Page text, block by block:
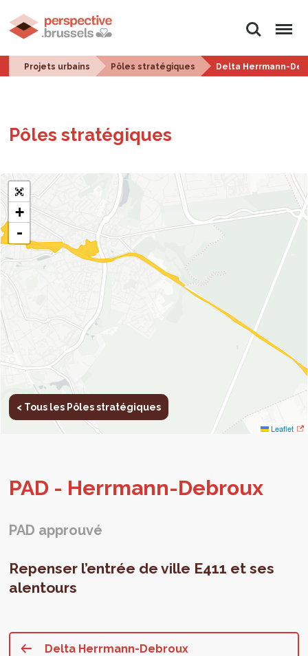
Rechercher
Menu
Projets urbains Pôles stratégiques Delta Herrmann-
Pôles stra­té­giques
+
-
Leaflet
< Tous les Pôles stratégiques
PAD - Herr­mann-Debroux
PAD approuvé
Repenser l’entrée de ville E411 et ses
alentours
Delta Herrmann-Debroux